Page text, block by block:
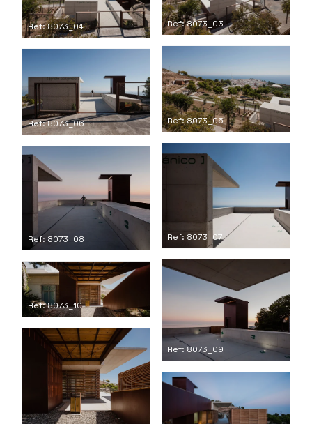
Ref: 8073_03
Ref: 8073_04
Ref: 8073_05
Ref: 8073_06
Ref: 8073_07
Ref: 8073_08
Ref: 8073_09
Ref: 8073_10